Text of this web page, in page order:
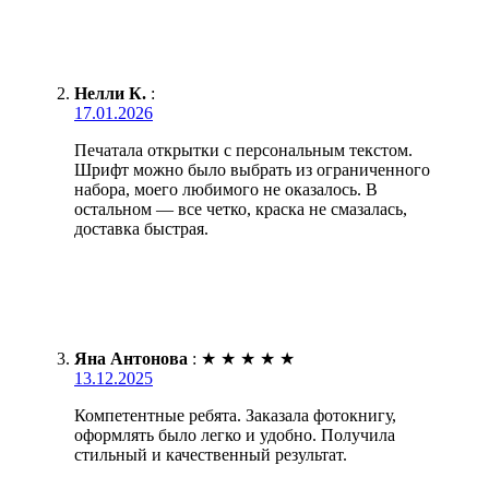
Нелли К. :
17.01.2026
Печатала открытки с персональным текстом.
Шрифт можно было выбрать из ограниченного
набора, моего любимого не оказалось. В
остальном — все четко, краска не смазалась,
доставка быстрая.
Яна Антонова : ★ ★ ★ ★ ★
13.12.2025
Компетентные ребята. Заказала фотокнигу,
оформлять было легко и удобно. Получила
стильный и качественный результат.